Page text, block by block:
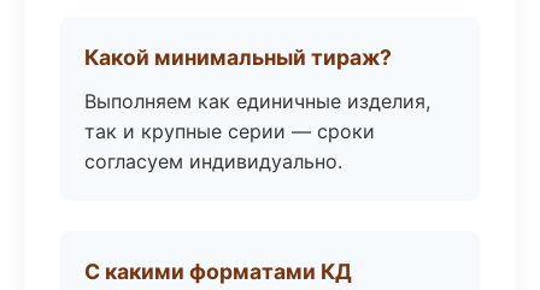
Какой минимальный тираж?
Выполняем как единичные изделия,
так и крупные серии — сроки
согласуем индивидуально.
С какими форматами КД